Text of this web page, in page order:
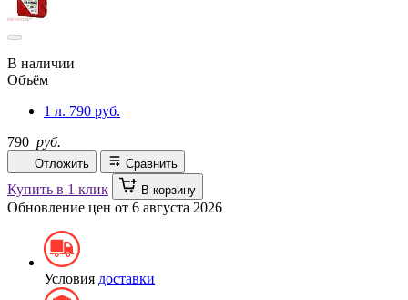
В наличии
Объём
1 л. 790 руб.
790 руб.
Отложить Сравнить
Купить в 1 клик В корзину
Обновление цен от 6 августа 2026
Условия доставки